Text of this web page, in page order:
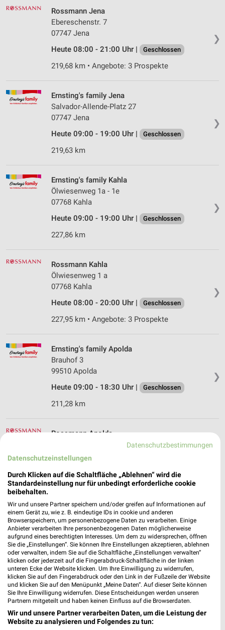
❯
Rossmann Jena
Ebereschenstr. 7
07747 Jena
Heute 08:00 - 21:00 Uhr |
Geschlossen
219,68 km • Angebote: 3 Prospekte
❯
Ernsting's family Jena
Salvador-Allende-Platz 27
07747 Jena
Heute 09:00 - 19:00 Uhr |
Geschlossen
219,63 km
❯
Ernsting's family Kahla
Ölwiesenweg 1a - 1e
07768 Kahla
Heute 09:00 - 19:00 Uhr |
Geschlossen
227,86 km
❯
Rossmann Kahla
Ölwiesenweg 1 a
07768 Kahla
Heute 08:00 - 20:00 Uhr |
Geschlossen
227,95 km • Angebote: 3 Prospekte
❯
Ernsting's family Apolda
Brauhof 3
99510 Apolda
Heute 09:00 - 18:30 Uhr |
Geschlossen
211,28 km
Rossmann Apolda
99510 Apolda
Heute 08:00 - 20:00 Uhr | Geschlossen
211,39 km • Angebote: 3 Prospekte
Ernsting's family Weimar
Friedensstraße 1
99423 Weimar
Heute 09:00 - 20:00 Uhr | Geschlossen
222,55 km
Rossmann Weimar
Friedensstr. 1
99423 Weimar
Datenschutzbestimmungen
Datenschutzeinstellungen
Durch Klicken auf die Schaltfläche „Ablehnen“ wird die
Standardeinstellung nur für unbedingt erforderliche cookie
beibehalten.
Wir und unsere Partner speichern und/oder greifen auf Informationen auf
einem Gerät zu, wie z. B. eindeutige IDs in cookie und anderen
Browserspeichern, um personenbezogene Daten zu verarbeiten. Einige
Anbieter verarbeiten Ihre personenbezogenen Daten möglicherweise
aufgrund eines berechtigten Interesses. Um dem zu widersprechen, öffnen
Sie die „Einstellungen“. Sie können Ihre Einstellungen akzeptieren, ablehnen
oder verwalten, indem Sie auf die Schaltfläche „Einstellungen verwalten“
klicken oder jederzeit auf die Fingerabdruck-Schaltfläche in der linken
unteren Ecke der Website klicken. Um Ihre Einwilligung zu widerrufen,
klicken Sie auf den Fingerabdruck oder den Link in der Fußzeile der Website
und klicken Sie auf den Menüpunkt „Meine Daten“. Auf dieser Seite können
Sie Ihre Einwilligung widerrufen. Diese Entscheidungen werden unseren
Partnern mitgeteilt und haben keinen Einfluss auf die Browserdaten.
Wir und unsere Partner verarbeiten Daten, um die Leistung der
Website zu analysieren und Folgendes zu tun: